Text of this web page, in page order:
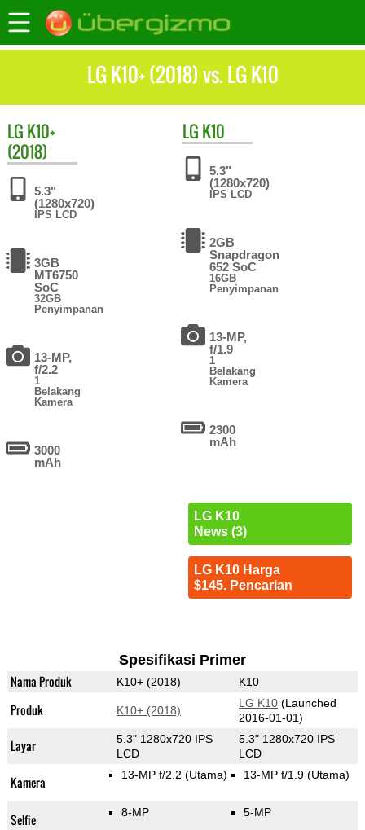
LG K10+ (2018) vs. LG K10
LG K10+
(2018)
5.3"
(1280x720)
IPS LCD
3GB
MT6750
SoC
32GB
Penyimpanan
13-MP,
f/2.2
1
Belakang
Kamera
3000
mAh
LG K10
5.3"
(1280x720)
IPS LCD
2GB
Snapdragon
652 SoC
16GB
Penyimpanan
13-MP,
f/1.9
1
Belakang
Kamera
2300
mAh
LG K10
News (3)
LG K10 Harga
$145. Pencarian
Spesifikasi Primer
Nama Produk K10+ (2018) K10
Produk K10+ (2018)
LG K10(Launched
2016-01-01)
Layar
5.3" 1280x720 IPS
LCD
5.3" 1280x720 IPS
LCD
Kamera 13-MP f/2.2 (Utama) 13-MP f/1.9 (Utama)
Selfie 8-MP 5-MP